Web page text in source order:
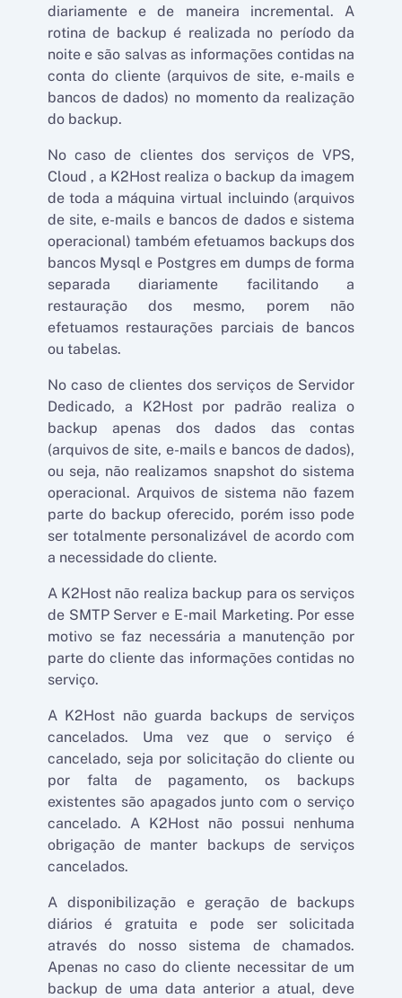
diariamente e de maneira incremental. A
rotina de backup é realizada no período da
noite e são salvas as informações contidas na
conta do cliente (arquivos de site, e-mails e
bancos de dados) no momento da realização
do backup.
No caso de clientes dos serviços de VPS,
Cloud , a K2Host realiza o backup da imagem
de toda a máquina virtual incluindo (arquivos
de site, e-mails e bancos de dados e sistema
operacional) também efetuamos backups dos
bancos Mysql e Postgres em dumps de forma
separada diariamente facilitando a
restauração dos mesmo, porem não
efetuamos restaurações parciais de bancos
ou tabelas.
No caso de clientes dos serviços de Servidor
Dedicado, a K2Host por padrão realiza o
backup apenas dos dados das contas
(arquivos de site, e-mails e bancos de dados),
ou seja, não realizamos snapshot do sistema
operacional. Arquivos de sistema não fazem
parte do backup oferecido, porém isso pode
ser totalmente personalizável de acordo com
a necessidade do cliente.
A K2Host não realiza backup para os serviços
de SMTP Server e E-mail Marketing. Por esse
motivo se faz necessária a manutenção por
parte do cliente das informações contidas no
serviço.
A K2Host não guarda backups de serviços
cancelados. Uma vez que o serviço é
cancelado, seja por solicitação do cliente ou
por falta de pagamento, os backups
existentes são apagados junto com o serviço
cancelado. A K2Host não possui nenhuma
obrigação de manter backups de serviços
cancelados.
A disponibilização e geração de backups
diários é gratuita e pode ser solicitada
através do nosso sistema de chamados.
Apenas no caso do cliente necessitar de um
backup de uma data anterior a atual, deve